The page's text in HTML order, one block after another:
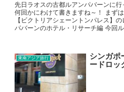
先日ラオスの古都ルアンパバーンに
何回かにわけて書きますね～！ まず
【ビクトリアシェーントンパレス】
パバーンのホテル・リサーチ編 今回ル
東南アジア旅行
シンガポ
ードロッ